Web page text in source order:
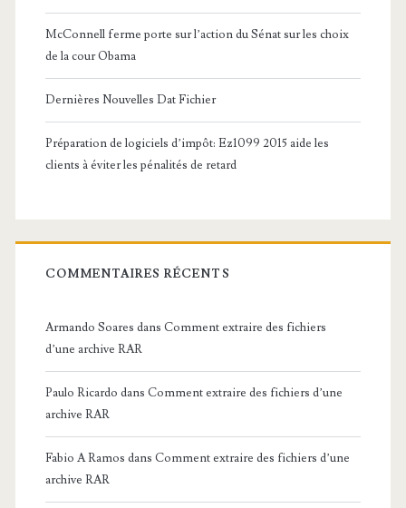
McConnell ferme porte sur l’action du Sénat sur les choix
de la cour Obama
Dernières Nouvelles Dat Fichier
Préparation de logiciels d’impôt: Ez1099 2015 aide les
clients à éviter les pénalités de retard
COMMENTAIRES RÉCENTS
Armando Soares dans Comment extraire des fichiers
d’une archive RAR
Paulo Ricardo dans Comment extraire des fichiers d’une
archive RAR
Fabio A Ramos dans Comment extraire des fichiers d’une
archive RAR